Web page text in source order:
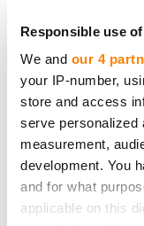
Responsible use
We and our 4
your IP-number,
store and access
serve personalized
measurement,
development. You
and for what
applicable on this